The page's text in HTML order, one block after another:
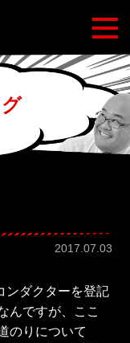
2017.07.03
ンダクターを登記
んですが、ここ
のりについて